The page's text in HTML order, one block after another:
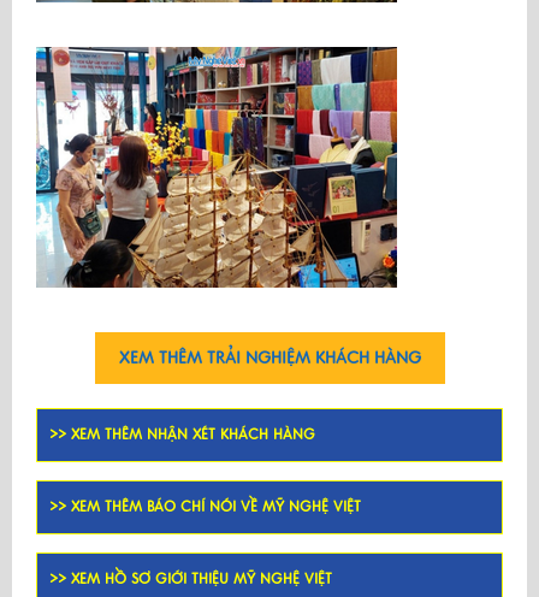
XEM THÊM TRẢI NGHIỆM KHÁCH HÀNG
>> XEM THÊM NHẬN XÉT KHÁCH HÀNG
>> XEM THÊM BÁO CHÍ NÓI VỀ MỸ NGHỆ VIỆT
>> XEM HỒ SƠ GIỚI THIỆU MỸ NGHỆ VIỆT